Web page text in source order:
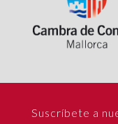
Suscríbete a